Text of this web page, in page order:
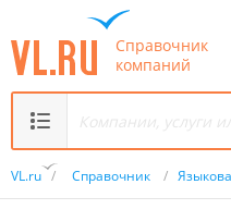
Справочник
компаний
VL.ru / Справочник /